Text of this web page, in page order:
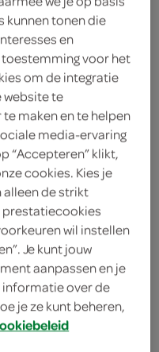
kunnen tonen die
en
toestemming voor het
om de integratie
website te
maken en te helpen
media-ervaring
“Accepteren” klikt,
cookies. Kies je
alleen de strikt
prestatiecookies
wil instellen
Je kunt jouw
aanpassen en je
over de
je ze kunt beheren,